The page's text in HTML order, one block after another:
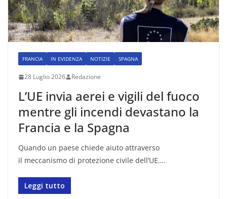
FRANCIA IN EVIDENZA NOTIZIE SPAGNA
28 Luglio 2026 Redazione
L’UE invia aerei e vigili del fuoco
mentre gli incendi devastano la
Francia e la Spagna
Quando un paese chiede aiuto attraverso
il meccanismo di protezione civile dell’UE….
Leggi tutto